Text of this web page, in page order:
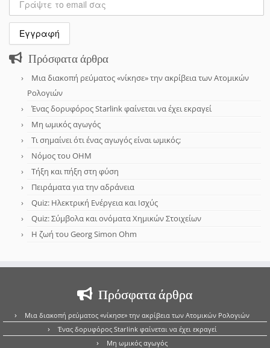
Πρόσφατα άρθρα
Μια διακοπή ρεύματος «νίκησε» την ακρίβεια των Ατομικών
Ρολογιών
Ένας δορυφόρος Starlink φαίνεται να έχει εκραγεί
Μη ωμικός αγωγός
Τι σημαίνει ότι ένας αγωγός είναι ωμικός;
Νόμος του OHM
Τήξη και πήξη στη φύση
Πειράματα για την αδράνεια
Quiz: Ηλεκτρική Ενέργεια και Ισχύς
Quiz: Σύμβολα και ονόματα Χημικών Στοιχείων
Η ζωή του Georg Simon Ohm
Πρόσφατα άρθρα
Μια διακοπή ρεύματος «νίκησε» την ακρίβεια των Ατομικών Ρολογιών
Ένας δορυφόρος Starlink φαίνεται να έχει εκραγεί
Μη ωμικός αγωγός